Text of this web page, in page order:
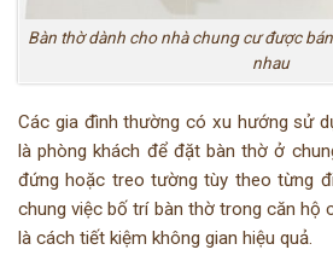
Bàn thờ dành cho nhà chung cư được
nhau
Các gia đình thường có xu hướng sử
là phòng khách để đặt bàn thờ ở
đứng hoặc treo tường tùy theo từng
chung việc bố trí bàn thờ trong căn hộ
là cách tiết kiệm không gian hiệu quả.